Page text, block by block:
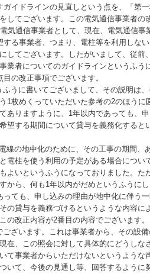
イドラインの見直しという点を、「第
てございます。この電気通信事業者の
気通信事業者として、現在、電気通信事
る事業者、つまり、電柱等を利用しな
してございます。したがいまして、従前
業者についてのガイドラインというふう
の改正事項でございます。
うに書いてございまして、その説明は、
1枚めくっていただいた参考の2のほうに
ありますように、1年以内であっても、
望する期間について貸与を義務化すると
の地中化のために、その工事の期間、
電柱を使う利用の予定がある場合につい
よいというふうになっておりました。た
から、何も1年以内がだめというふうに
ても、申し込みの理由が地中化に伴う
の貸与を義務づけるというような内容に
改正内容が2番目の内容でございます。
ざいます。これは事業者から、その設
在、この照会に対して具体的にどうしな
事業者からいただけないというような
いて、今後の見通し等、回答するように